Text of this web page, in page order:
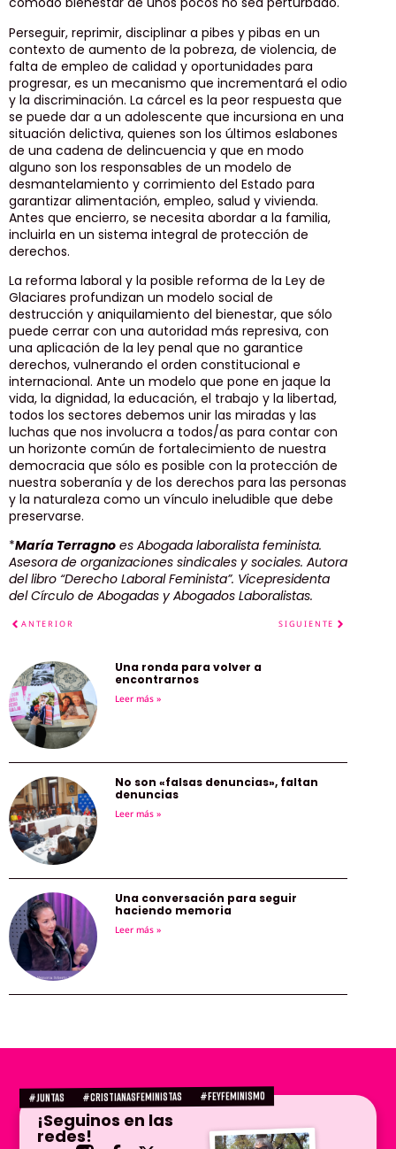
Perseguir, reprimir, disciplinar a pibes y pibas en un
contexto de aumento de la pobreza, de violencia, de
falta de empleo de calidad y oportunidades para
progresar, es un mecanismo que incrementará el odio
y la discriminación. La cárcel es la peor respuesta que
se puede dar a un adolescente que incursiona en una
situación delictiva, quienes son los últimos eslabones
de una cadena de delincuencia y que en modo
alguno son los responsables de un modelo de
desmantelamiento y corrimiento del Estado para
garantizar alimentación, empleo, salud y vivienda.
Antes que encierro, se necesita abordar a la familia,
incluirla en un sistema integral de protección de
derechos.
La reforma laboral y la posible reforma de la Ley de
Glaciares profundizan un modelo social de
destrucción y aniquilamiento del bienestar, que sólo
puede cerrar con una autoridad más represiva, con
una aplicación de la ley penal que no garantice
derechos, vulnerando el orden constitucional e
internacional. Ante un modelo que pone en jaque la
vida, la dignidad, la educación, el trabajo y la libertad,
todos los sectores debemos unir las miradas y las
luchas que nos involucra a todos/as para contar con
un horizonte común de fortalecimiento de nuestra
democracia que sólo es posible con la protección de
nuestra soberanía y de los derechos para las personas
y la naturaleza como un vínculo ineludible que debe
preservarse.
*María Terragno es Abogada laboralista feminista.
Asesora de organizaciones sindicales y sociales. Autora
del libro “Derecho Laboral Feminista”. Vicepresidenta
del Círculo de Abogadas y Abogados Laboralistas.
ANTERIOR SIGUIENTE
Una ronda para volver a
encontrarnos
Leer más »
No son «falsas denuncias», faltan
denuncias
Leer más »
Una conversación para seguir
haciendo memoria
Leer más »
#juntas #CRISTIANASFEMINISTAS #FEYFEMINISMO
¡Seguinos en las
redes!